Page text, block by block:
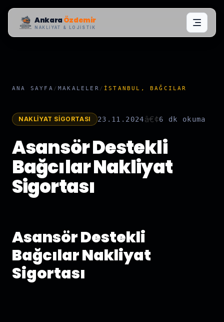
AnkaraÖzdemir
NAKLIYAT & LOJISTIK
ANA SAYFA /MAKALELER / İSTANBUL, BAĞCILAR
NAKLIYAT SIGORTASI 23.11.2024â€¢6 dk okuma
Asansör Destekli
Bağcılar Nakliyat
Sigortası
Asansör Destekli
Bağcılar Nakliyat
Sigortası